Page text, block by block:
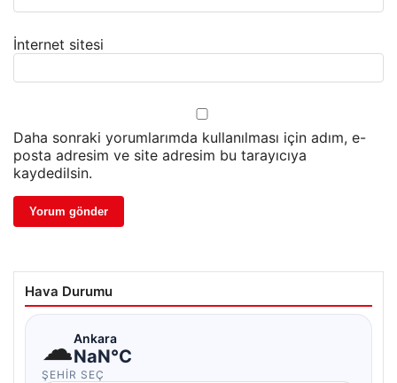
İnternet sitesi
Daha sonraki yorumlarımda kullanılması için adım, e-
posta adresim ve site adresim bu tarayıcıya
kaydedilsin.
Hava Durumu
☁Ankara
NaN°C
ŞEHIR SEÇ